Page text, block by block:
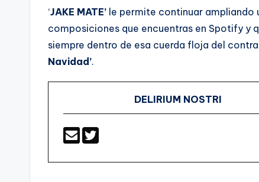
‘JAKE MATE’ le permite continuar
composiciones que encuentras en Spotify y
siempre dentro de esa cuerda floja del
Navidad’.
DELIRIUM NOSTRI